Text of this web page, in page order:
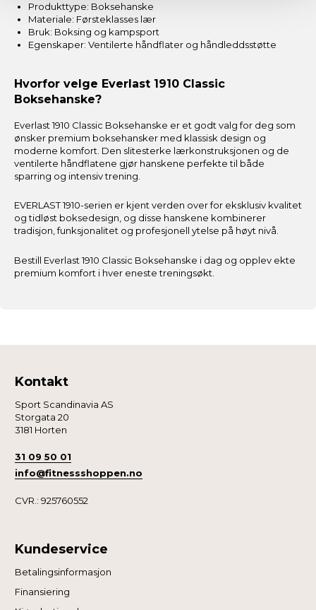
Produkttype: Boksehanske
Materiale: Førsteklasses lær
Bruk: Boksing og kampsport
Egenskaper: Ventilerte håndflater og håndleddsstøtte
Hvorfor velge Everlast 1910 Classic
Boksehanske?
Everlast 1910 Classic Boksehanske er et godt valg for deg som
ønsker premium boksehansker med klassisk design og
moderne komfort. Den slitesterke lærkonstruksjonen og de
ventilerte håndflatene gjør hanskene perfekte til både
sparring og intensiv trening.
EVERLAST 1910-serien er kjent verden over for eksklusiv kvalitet
og tidløst boksedesign, og disse hanskene kombinerer
tradisjon, funksjonalitet og profesjonell ytelse på høyt nivå.
Bestill Everlast 1910 Classic Boksehanske i dag og opplev ekte
premium komfort i hver eneste treningsøkt.
Kontakt
Sport Scandinavia AS
Storgata 20
3181 Horten
31 09 50 01
info@fitnessshoppen.no
CVR.: 925760552
Kundeservice
Betalingsinformasjon
Finansiering